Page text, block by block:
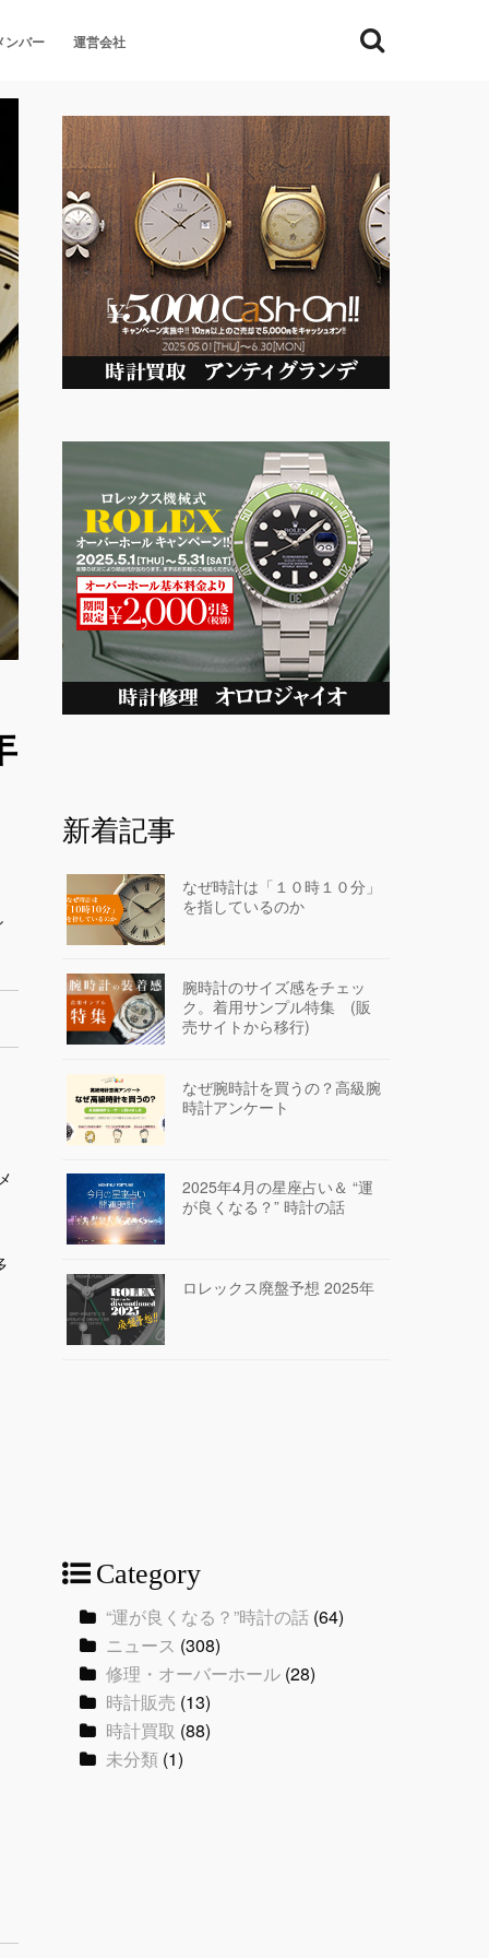
ンバー 運営会社
新着記事
なぜ時計は「１０時１０分」
を指しているのか
腕時計のサイズ感をチェッ
ク。着用サンプル特集 (販
売サイトから移行)
なぜ腕時計を買うの？高級腕
時計アンケート
2025年4月の星座占い＆ “運
が良くなる？” 時計の話
ロレックス廃盤予想 2025年
Category
“運が良くなる？”時計の話 (64)
ニュース (308)
修理・オーバーホール (28)
時計販売 (13)
時計買取 (88)
未分類 (1)